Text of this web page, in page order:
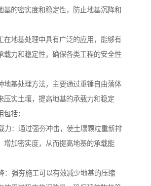
基的密实度和稳定性，防止地基沉降和
在地基处理中具有广泛的应用，能够有
载力和稳定性，确保各类工程的安全性
地基处理方法，主要通过重锤自由落体
压实土壤，提高地基的承载力和稳定
括：
力：通过强夯冲击，使土壤颗粒重新排
增加密实度，从而提高地基的承载能
：强夯施工可以有效减少地基的压缩